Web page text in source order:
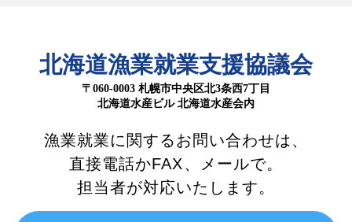
北海道漁業就業支援協議会
〒060-0003 札幌市中央区北3条西7丁目
北海道水産ビル 北海道水産会内
漁業就業に関するお問い合わせは、
直接電話かFAX、メールで。
担当者が対応いたします。